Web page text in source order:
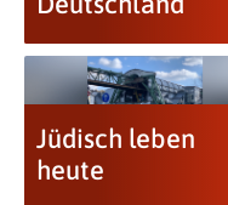
Jüdisch leben
heute